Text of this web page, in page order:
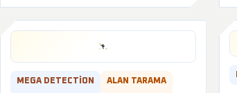
MEGA DETECTION ALAN TARAMA